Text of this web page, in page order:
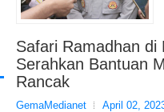
Safari Ramadhan di
Serahkan Bantuan
Rancak
GemaMedianet April 02,